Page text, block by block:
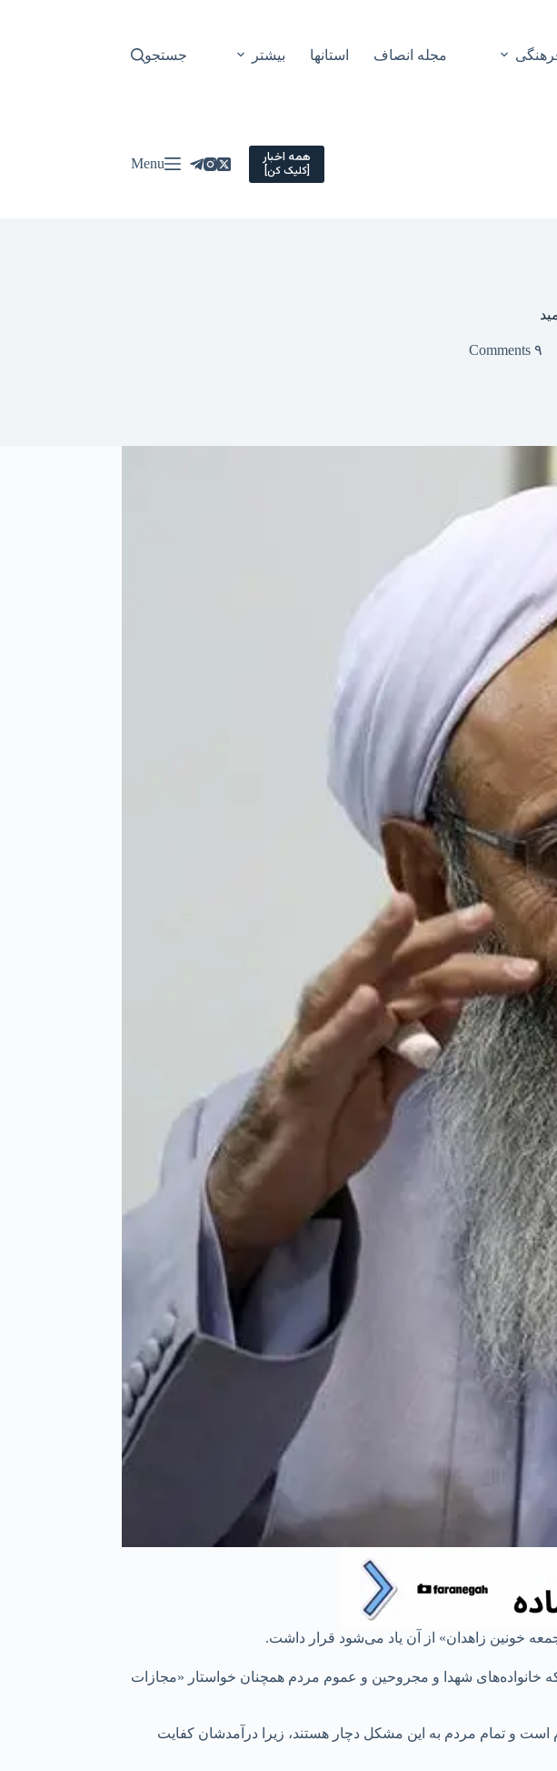
مجله انصاف استانها بیشتر جستجو
همه اخبار
[کلیک کن] Menu
۹ Comments
خونین زاهدان» از آن یاد می‌شود قرار داشت‌.
زاهدان با اشاره به رخدادهای هشتم مهر ۱۴۰۱ در این شهر می‌گوید که خانواده‌های شهدا و مجروحین و عموم مردم همچنان خواستار «مجازات
و تمام مردم به این مشکل دچار هستند، زیرا درآمدشان کفایت